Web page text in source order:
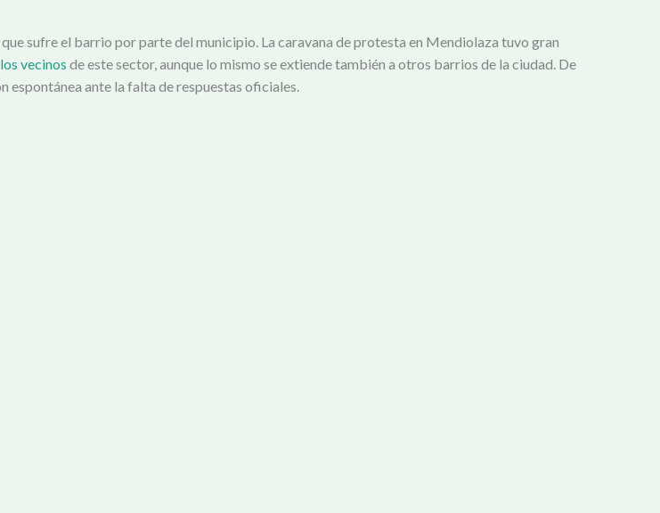
sufre el barrio por parte del municipio. La caravana de protesta en Mendiolaza tuvo gran
vecinos de este sector, aunque lo mismo se extiende también a otros barrios de la ciudad. De
ante la falta de respuestas oficiales.